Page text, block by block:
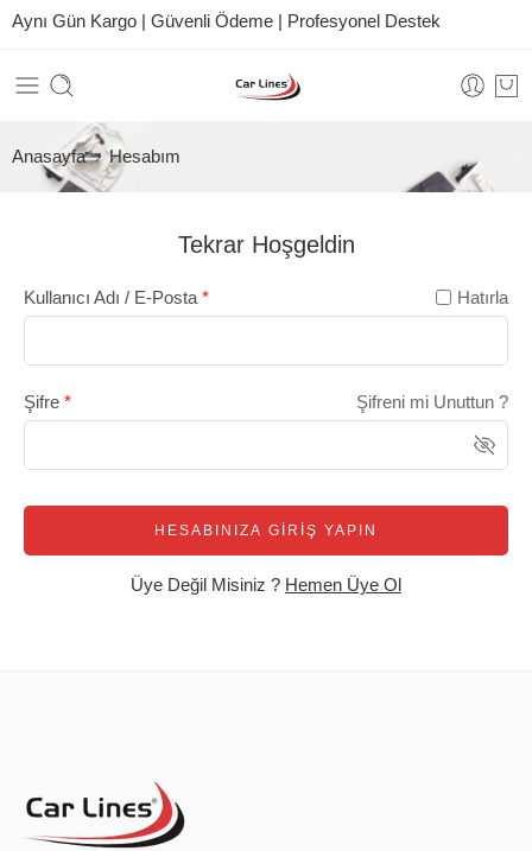
Aynı Gün Kargo | Güvenli Ödeme | Profesyonel Destek
Anasayfa Hesabım
Tekrar Hoşgeldin
Kullanıcı Adı / E-Posta * Hatırla
Şifre * Şifreni mi Unuttun ?
HESABINIZA GİRİŞ YAPIN
Üye Değil Misiniz ? Hemen Üye Ol